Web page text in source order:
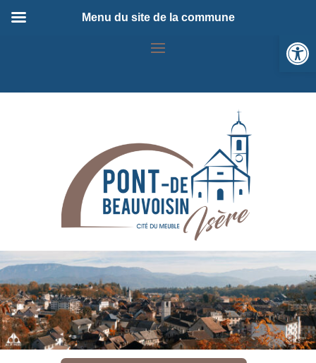
Menu du site de la commune